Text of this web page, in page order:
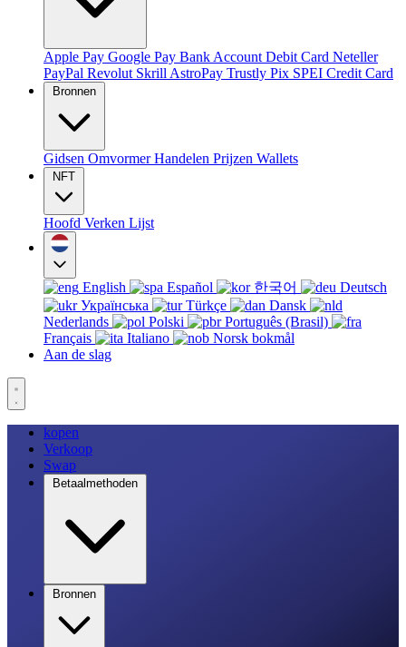
Apple Pay Google Pay Bank Account Debit Card Neteller
PayPal Revolut Skrill AstroPay Trustly Pix SPEI Credit Card
Bronnen
Gidsen OmvormerHandelen Prijzen Wallets
NFT
Hoofd Verken Lijst
English Español 한국어
Deutsch
Українська
Türkçe
Dansk
Nederlands
Polski
Português (Brasil)
Français
Italiano
Norsk bokmål
Aan de slag
kopen
Verkoop
Swap
Betaalmethoden
Bronnen